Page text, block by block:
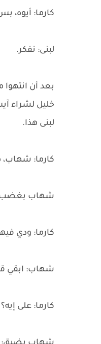
كارما: أيوه،
لبنى: نفكر.
بعد أن
خليل لشراء
لبنى هذا.
كارما:
شهاب بغضب:
كارما: ودي
شهاب: ابقي
كارما: على